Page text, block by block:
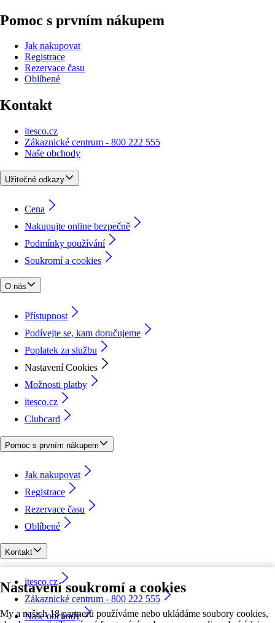
Nastavení soukromí a cookies
My a našich 18 partnerů používáme nebo ukládáme soubory cookies,
Pomoc s prvním nákupem
Jak nakupovat
Registrace
Rezervace času
Oblíbené
Kontakt
itesco.cz
Zákaznické centrum - 800 222 555
Naše obchody
Užitečné odkazy
Cena
Nakupujte online bezpečně
Podmínky používání
Soukromí a cookies
O nás
Přístupnost
Podívejte se, kam doručujeme
Poplatek za službu
Nastavení Cookies
Možnosti platby
itesco.cz
Clubcard
Pomoc s prvním nákupem
Jak nakupovat
Registrace
Rezervace času
Oblíbené
Kontakt
itesco.cz
Zákaznické centrum - 800 222 555
Naše obchody